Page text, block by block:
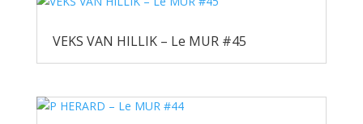
VEKS VAN HILLIK – Le MUR #45